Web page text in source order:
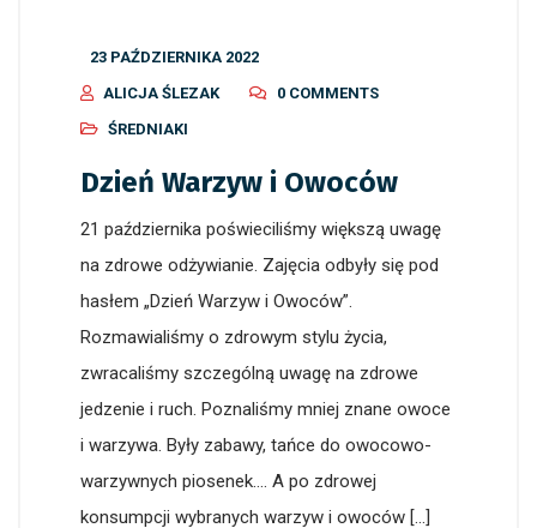
23 PAŹDZIERNIKA 2022
ALICJA ŚLEZAK
0 COMMENTS
ŚREDNIAKI
Dzień Warzyw i Owoców
21 października poświeciliśmy większą uwagę
na zdrowe odżywianie. Zajęcia odbyły się pod
hasłem „Dzień Warzyw i Owoców”.
Rozmawialiśmy o zdrowym stylu życia,
zwracaliśmy szczególną uwagę na zdrowe
jedzenie i ruch. Poznaliśmy mniej znane owoce
i warzywa. Były zabawy, tańce do owocowo-
warzywnych piosenek…. A po zdrowej
konsumpcji wybranych warzyw i owoców […]